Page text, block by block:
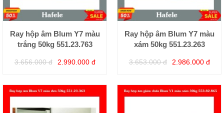
Ray hộp âm Blum Y7 màu
trắng 50kg 551.23.763
3.656.000 đ 2.990.000 đ
Ray hộp âm Blum Y7 màu
xám 50kg 551.23.263
3.653.000 đ 2.986.000 đ